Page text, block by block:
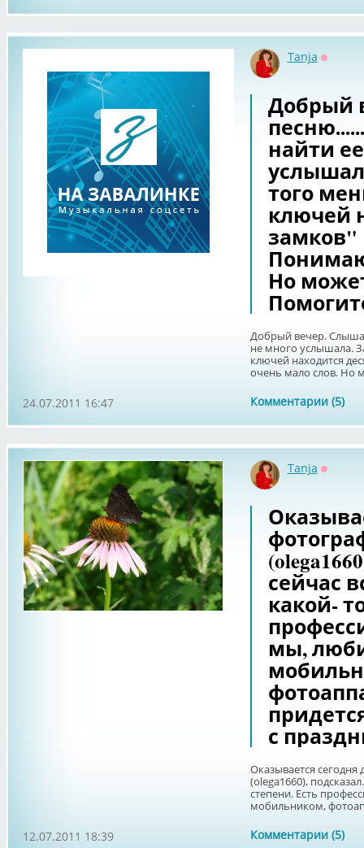
Tanja
Добрый
найти
того
ключей
Но
Добрый вечер.
не много услышала.
ключей находится
очень мало слов. Но
Комментарии (5)
24.07.2011 16:47
Tanja
сейчас
какой-
мы,
с
Оказывается
(olega1660),
степени. Есть
мобильником,
Комментарии (5)
12.07.2011 18:39